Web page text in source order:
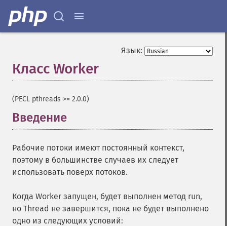
Язык:
Класс Worker
(PECL pthreads >= 2.0.0)
Введение
Рабочие потоки имеют постоянный контекст,
поэтому в большинстве случаев их следует
использовать поверх потоков.
Когда Worker запущен, будет выполнен метод run,
но Thread не завершится, пока не будет выполнено
одно из следующих условий: